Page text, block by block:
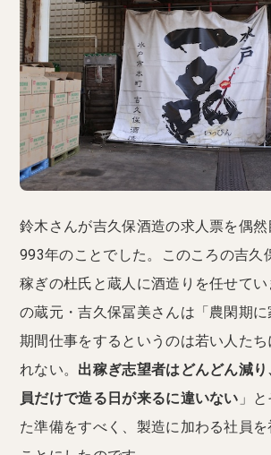
鈴木さんが吉久保酒造の求人票を偶
993年のことでした。このころの吉久
稼ぎの杜氏と蔵人に酒造りを任せて
の蔵元・吉久保冨美さんは「農閑期
期間仕事をするというのは若い人た
れない。 出稼ぎ志望者はどんどん減
員だけで造る日が来るに違いない 」
た準備をすべく、製造に加わる社員